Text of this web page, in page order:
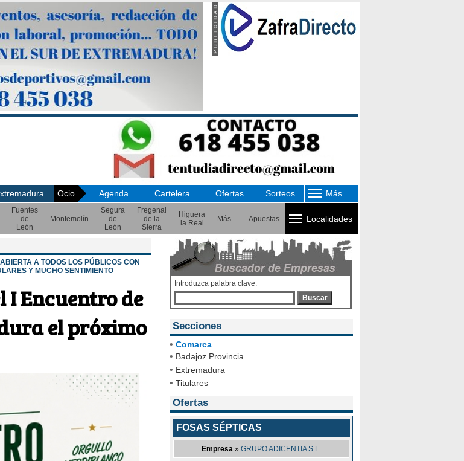
Ocio Agenda Cartelera Ofertas Sorteos Más
Fuentes
de
León
Montemolín
Segura
de
León
Fregenal
de la
Sierra
Higuera
la Real
Más... Apuestas Localidades
A TODOS LOS PÚBLICOS CON
Y MUCHO SENTIMIENTO
I Encuentro de
el próximo
Introduzca palabra clave:
Buscar
Secciones
• Comarca
• Badajoz Provincia
• Extremadura
• Titulares
Ofertas
FOSAS SÉPTICAS
Empresa » GRUPO ADICENTIA S.L.